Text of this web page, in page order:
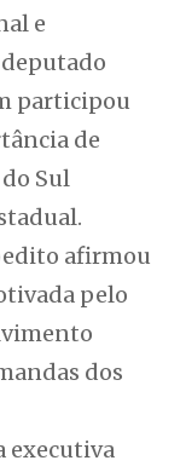
e
participou
de
Sul
afirmou
pelo
dos
executiva